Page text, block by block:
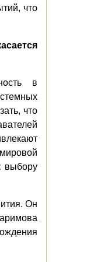
что
в
что
выбору
Он